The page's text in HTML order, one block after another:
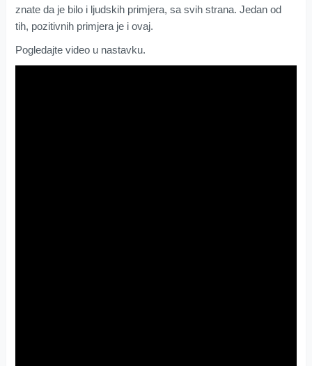
znate da je bilo i ljudskih primjera, sa svih strana. Jedan od
tih, pozitivnih primjera je i ovaj.
Pogledajte video u nastavku.